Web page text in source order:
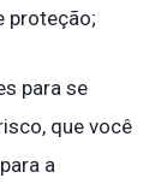
proteção;
para se
que você
a